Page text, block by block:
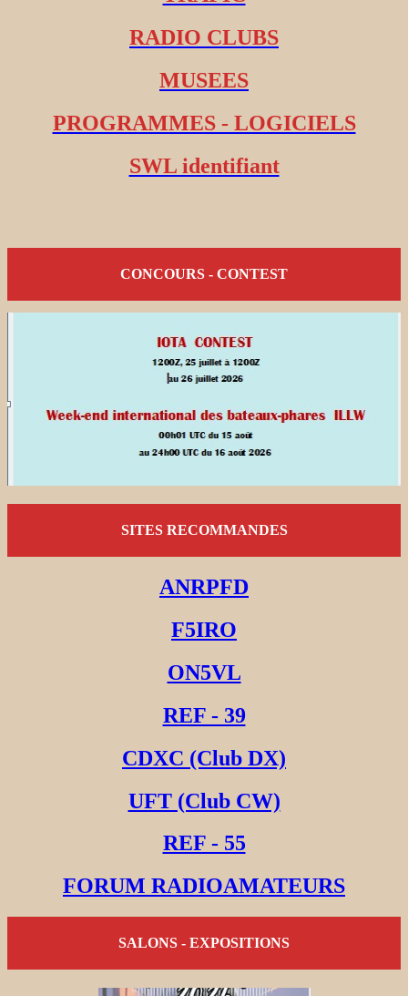
RADIO CLUBS
MUSEES
PROGRAMMES - LOGICIELS
SWL identifiant
CONCOURS - CONTEST
SITES RECOMMANDES
ANRPFD
F5IRO
ON5VL
REF - 39
CDXC (Club DX)
UFT (Club CW)
REF - 55
FORUM RADIOAMATEURS
SALONS - EXPOSITIONS